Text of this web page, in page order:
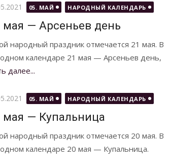
05. МАЙ НАРОДНЫЙ КАЛЕНДАРЬ
мая — Арсеньев день
народный праздник отмечается 21 мая. В
календаре 21 мая — Арсеньев день,
далее...
05. МАЙ НАРОДНЫЙ КАЛЕНДАРЬ
мая — Купальница
народный праздник отмечается 20 мая. В
календаре 20 мая — Купальница.